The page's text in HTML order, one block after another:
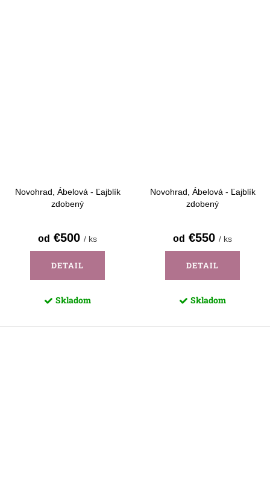
Novohrad, Ábelová - Ľajblík
zdobený
od €500 / ks
DETAIL
Skladom
Novohrad, Ábelová - Ľajblík
zdobený
od €550 / ks
DETAIL
Skladom